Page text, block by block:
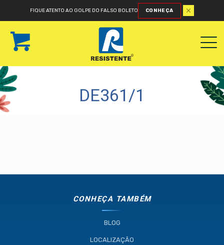
FIQUE ATENTO AO GOLPE DO FALSO BOLETO CONHEÇA
DE361/1
CONHEÇA TAMBÉM
BLOG
LOCALIZAÇÃO